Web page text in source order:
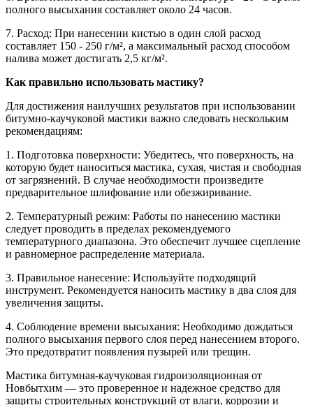
полного высыхания составляет около 24 часов.
7. Расход: При нанесении кистью в один слой расход
составляет 150 - 250 г/м², а максимальный расход способом
налива может достигать 2,5 кг/м².
Как правильно использовать мастику?
Для достижения наилучших результатов при использовании
битумно-каучуковой мастики важно следовать нескольким
рекомендациям:
1. Подготовка поверхности: Убедитесь, что поверхность, на
которую будет наноситься мастика, сухая, чистая и свободная
от загрязнений. В случае необходимости произведите
предварительное шлифование или обезжиривание.
2. Температурный режим: Работы по нанесению мастики
следует проводить в пределах рекомендуемого
температурного диапазона. Это обеспечит лучшее сцепление
и равномерное распределение материала.
3. Правильное нанесение: Используйте подходящий
инструмент. Рекомендуется наносить мастику в два слоя для
увеличения защиты.
4. Соблюдение времени высыхания: Необходимо дождаться
полного высыхания первого слоя перед нанесением второго.
Это предотвратит появления пузырей или трещин.
Мастика битумная-каучуковая гидроизоляционная от
Новбытхим — это проверенное и надежное средство для
защиты строительных конструкций от влаги, коррозии и